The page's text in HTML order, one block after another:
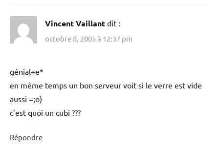
Vincent Vaillant dit :
octobre 8, 2005 à 12:37 pm
génial+e*
en même temps un bon serveur voit si le verre est vide
aussi =;o)
c’est quoi un cubi ???
Répondre